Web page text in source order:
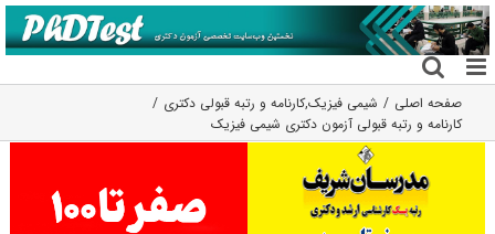
رفتن
به
محتوا
صفحه اصلی شیمی فیزیک,کارنامه و رتبه قبولی دکتری
کارنامه و رتبه قبولی آزمون دکتری شیمی فیزیک